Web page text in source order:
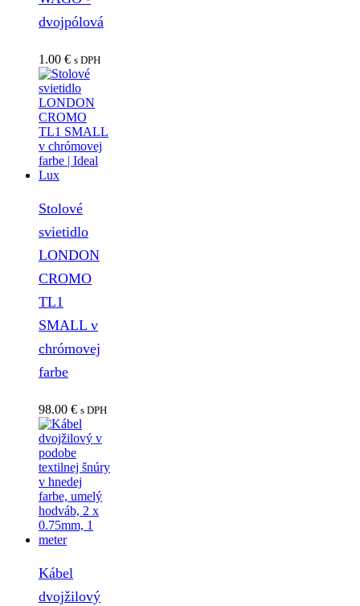
dvojpólová
1.00 € s DPH
Stolové
svietidlo
LONDON
CROMO
TL1
SMALL v
chrómovej
farbe
98.00 € s DPH
Kábel
dvojžilový